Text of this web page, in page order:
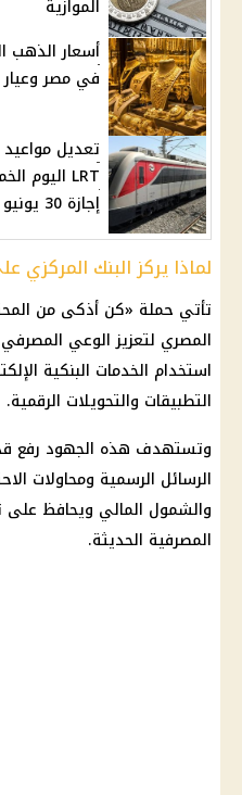
الموازية
في مصر وعيار 21 يسجل 5925 جنيهًا
تعديل
إجازة 30 يونيو
لماذا يركز البنك المركزي
تأتي حملة «كن أذكى من
المصري لتعزيز الوعي
استخدام الخدمات البنكية
التطبيقات والتحويلات الرقمية.
وتستهدف هذه الجهود رفع
الرسائل الرسمية ومحاولات
والشمول المالي ويحافظ على
المصرفية الحديثة.